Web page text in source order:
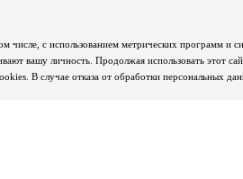
числе, с использованием метрических программ и
вашу личность. Продолжая использовать
В случае отказа от обработки персональных